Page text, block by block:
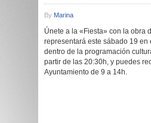
By Marina
Únete a la «Fiesta» con la obra
representará este sábado 19 en
dentro de la programación
partir de las 20:30h, y puedes
Ayuntamiento de 9 a 14h.